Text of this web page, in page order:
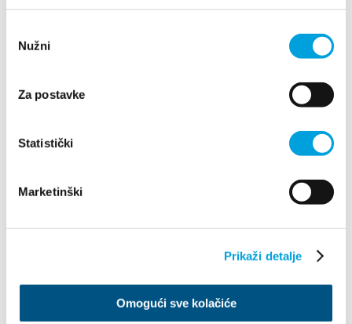
pristanka
Nužni
Za postavke
Statistički
Marketinški
Prikaži detalje
Omogući sve kolačiće
bazigazi@gmail.com
Ivan Boljat